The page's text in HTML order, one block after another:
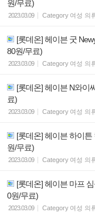
원/무료)
2023.03.09 Category 여성 의
[롯데온] 헤이븐 굿
80원/무료)
2023.03.09 Category 여성 의
[롯데온] 헤이븐 N와이
료)
2023.03.09 Category 여성 의
[롯데온] 헤이븐 하이튼
원/무료)
2023.03.09 Category 여성 의
[롯데온] 헤이븐 마프
0원/무료)
2023.03.09 Category 여성 의